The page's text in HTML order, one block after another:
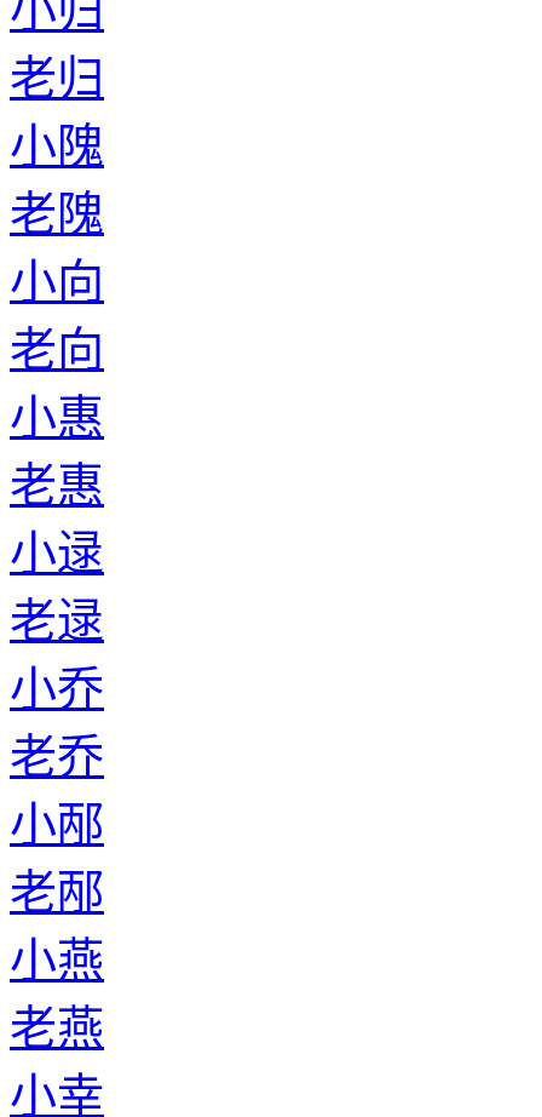
老归
小隗
老隗
小向
老向
小惠
老惠
小逯
老逯
小乔
老乔
小邴
老邴
小燕
老燕
小幸